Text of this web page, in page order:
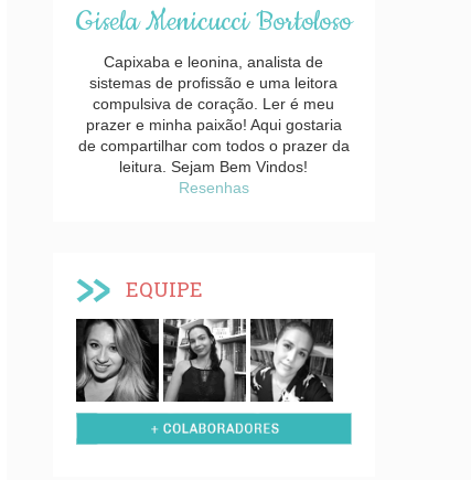
Gisela Menicucci Bortoloso
Capixaba e leonina, analista de
sistemas de profissão e uma leitora
compulsiva de coração. Ler é meu
prazer e minha paixão! Aqui gostaria
de compartilhar com todos o prazer da
leitura. Sejam Bem Vindos!
Resenhas
EQUIPE